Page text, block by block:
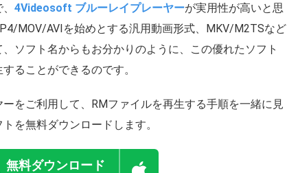
4Videosoft ブルーレイプレーヤーが実用性が高いと思
MOV/AVIを始めとする汎用動画形式、MKV/M2TSなど
ソフト名からもお分かりのように、この優れたソフト
ることができるのです。
をご利用して、RMファイルを再生する手順を一緒に見
を無料ダウンロードします。
無料ダウンロード